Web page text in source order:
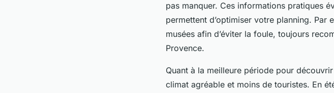
pas manquer. Ces informations pratiques
permettent d’optimiser votre planning.
musées afin d’éviter la foule, toujours
Provence.
Quant à la meilleure période pour
climat agréable et moins de touristes. En